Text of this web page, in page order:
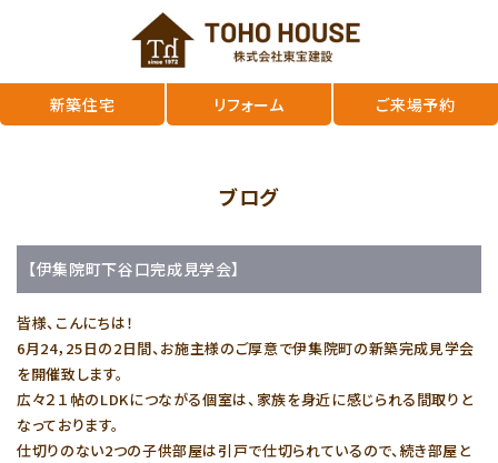
新築住宅 リフォーム ご来場予約
ブログ
【伊集院町下谷口完成見学会】
皆様、こんにちは！
6月24，25日の2日間、お施主様のご厚意で伊集院町の新築完成見学会
を開催致します。
広々２１帖のLDKにつながる個室は、家族を身近に感じられる間取りと
なっております。
仕切りのない2つの子供部屋は引戸で仕切られているので、続き部屋と